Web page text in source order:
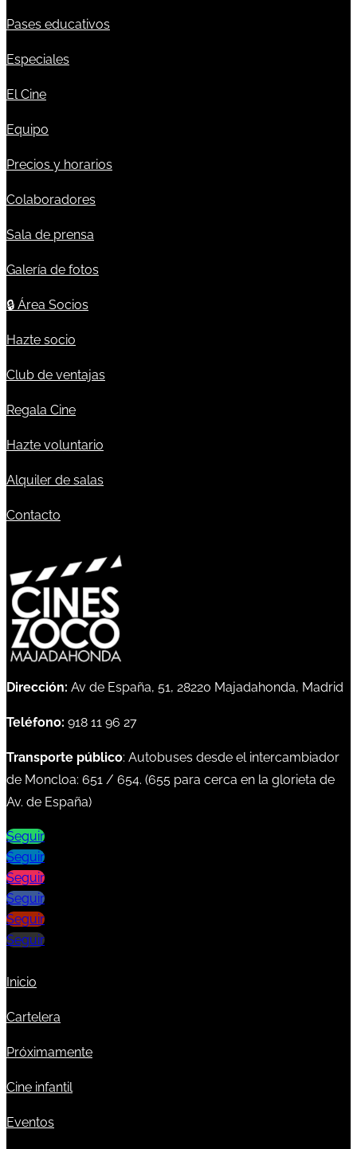
Pases educativos
Especiales
El Cine
Equipo
Precios y horarios
Colaboradores
Sala de prensa
Galería de fotos
🔒 Área Socios
Hazte socio
Club de ventajas
Regala Cine
Hazte voluntario
Alquiler de salas
Contacto
Dirección: Av de España, 51, 28220 Majadahonda, Madrid
Teléfono: 918 11 96 27
Transporte público: Autobuses desde el intercambiador
de Moncloa: 651 / 654. (655 para cerca en la glorieta de
Av. de España)
Seguir
Seguir
Seguir
Seguir
Seguir
Seguir
Inicio
Cartelera
Próximamente
Cine infantil
Eventos